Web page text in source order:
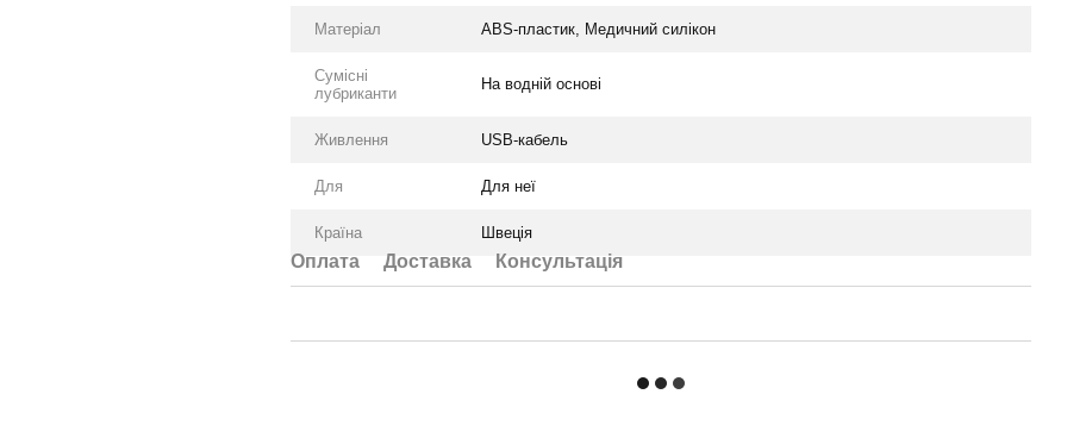
Матеріал ABS-пластик, Медичний силікон
Сумісні
лубриканти
На водній основі
Живлення USB-кабель
Для Для неї
Країна Швеція
Оплата Доставка Консультація